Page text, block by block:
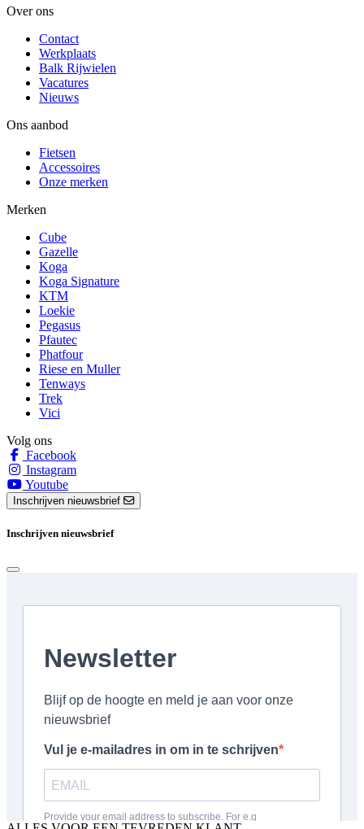
Over ons
Contact
Werkplaats
Balk Rijwielen
Vacatures
Nieuws
Ons aanbod
Fietsen
Accessoires
Onze merken
Merken
Cube
Gazelle
Koga
Koga Signature
KTM
Loekie
Pegasus
Pfautec
Phatfour
Riese en Muller
Tenways
Trek
Vici
Volg ons
Facebook
Instagram
Youtube
Inschrijven nieuwsbrief
Inschrijven nieuwsbrief